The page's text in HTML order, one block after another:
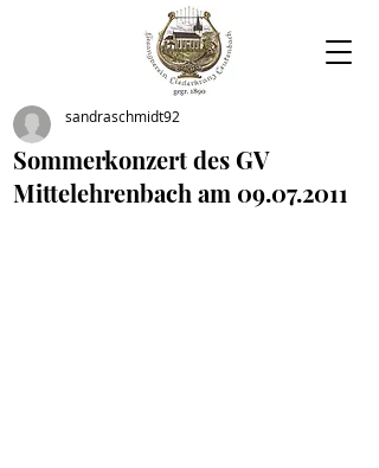
Sommerkonzert des GV
Mittelehrenbach am 09.07.2011
sandraschmidt92